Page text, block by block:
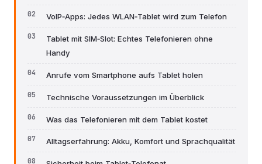
VoIP‑Apps: Jedes WLAN‑Tablet wird zum Telefon
Tablet mit SIM‑Slot: Echtes Telefonieren ohne
Handy
Anrufe vom Smartphone aufs Tablet holen
Technische Voraussetzungen im Überblick
Was das Telefonieren mit dem Tablet kostet
Alltagserfahrung: Akku, Komfort und Sprachqualität